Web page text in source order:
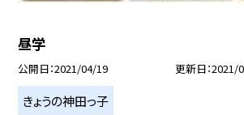
昼学
公開日 2021/04/19 更新日 2021/
きょうの神田っ子